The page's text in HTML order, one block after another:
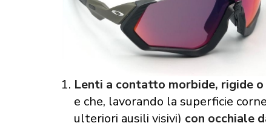
Lenti a contatto morbide, rigide
e che, lavorando la superficie
ulteriori ausili visivi) con occhiale